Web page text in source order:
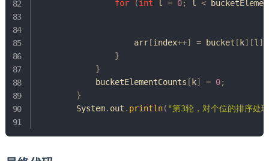
for (int l = 0; l <
                    arr
[index++] = bucket [ k] [l ]
}
}
            bucketElementCounts
[ k] = 0;
}
System. out . println( "第3轮，对个位的排序